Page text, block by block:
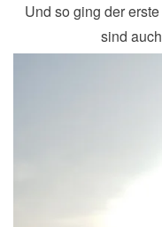
Und so ging der
sind